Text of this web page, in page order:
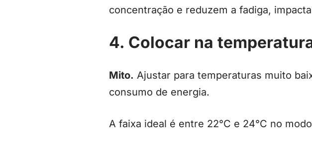
concentração e reduzem a fadiga,
4. Colocar na
Mito. Ajustar para temperaturas muito
consumo de energia.
A faixa ideal é entre 22°C e 24°C no